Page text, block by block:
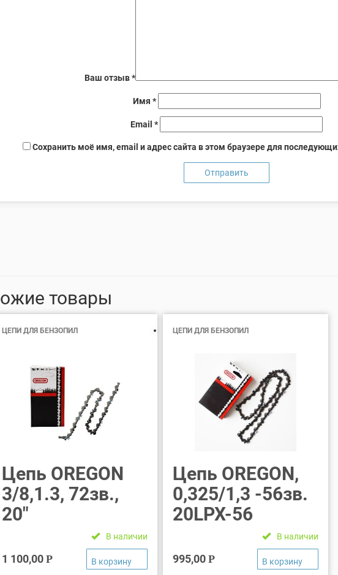
Ваш отзыв*
Имя *
Email*
Сохранить моё имя, email и адрес сайта в этом браузере для
товары
ЦЕПИ ДЛЯ БЕНЗОПИЛ
Цепь OREGON
3/8,1.3, 72зв.,
20″
В наличии
1 100,00 Р
ЦЕПИ ДЛЯ БЕНЗОПИЛ
Цепь OREGON,
0,325/1,3 -56зв.
20LPX-56
В наличии
995,00Р